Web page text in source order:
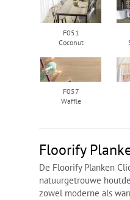
F051
Coconut
F057
Waffle
Floorify
De Floorify Planken
natuurgetrouwe
zowel moderne als